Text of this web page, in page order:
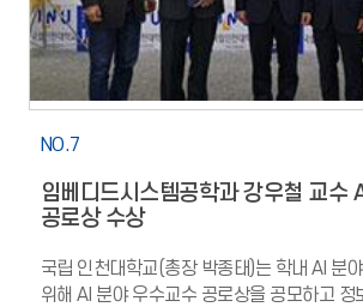
NO.7
임베디드시스템공학과 강우철 교수
공로상 수상
국립 인천대학교(총장 박종태)는 학내 AI 분
위해 AI 분야 우수교수 공로상을 공모하고 정